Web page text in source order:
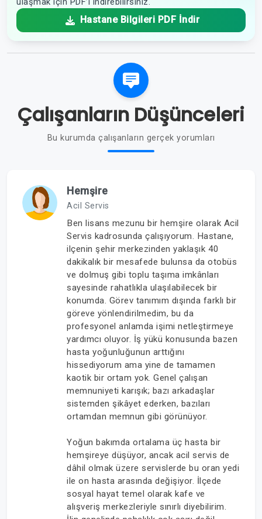
Hastane Bilgileri PDF İndir
Çalışanların Düşünceleri
Bu kurumda çalışanların gerçek yorumları
Hemşire
Acil Servis
Ben lisans mezunu bir hemşire olarak Acil
Servis kadrosunda çalışıyorum. Hastane,
ilçenin şehir merkezinden yaklaşık 40
dakikalık bir mesafede bulunsa da otobüs
ve dolmuş gibi toplu taşıma imkânları
sayesinde rahatlıkla ulaşılabilecek bir
konumda. Görev tanımım dışında farklı bir
göreve yönlendirilmedim, bu da
profesyonel anlamda işimi netleştirmeye
yardımcı oluyor. İş yükü konusunda bazen
hasta yoğunluğunun arttığını
hissediyorum ama yine de tamamen
kaotik bir ortam yok. Genel çalışan
memnuniyeti karışık; bazı arkadaşlar
sistemden şikâyet ederken, bazıları
ortamdan memnun gibi görünüyor.
Yoğun bakımda ortalama üç hasta bir
hemşireye düşüyor, ancak acil servis de
dâhil olmak üzere servislerde bu oran yedi
ile on hasta arasında değişiyor. İlçede
sosyal hayat temel olarak kafe ve
alışveriş merkezleriyle sınırlı diyebilirim.